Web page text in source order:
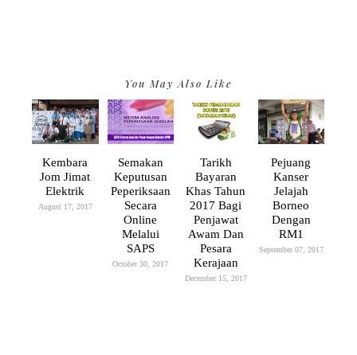
You May Also Like
Kembara
Jom Jimat
Elektrik
August 17, 2017
Semakan
Keputusan
Peperiksaan
Secara
Online
Melalui
SAPS
October 30, 2017
Tarikh
Bayaran
Khas Tahun
2017 Bagi
Penjawat
Awam Dan
Pesara
Kerajaan
December 15, 2017
Pejuang
Kanser
Jelajah
Borneo
Dengan
RM1
September 07, 2017